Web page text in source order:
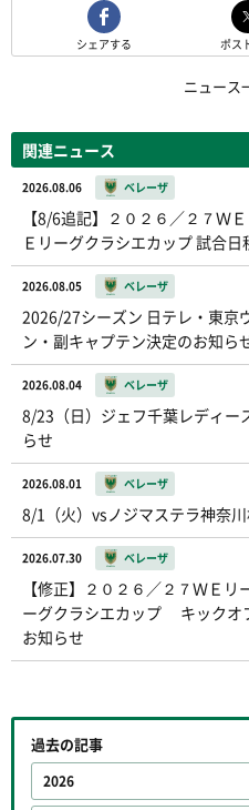
シェアする ポス
ニュース
関連ニュース
2026.08.06 ベレーザ
【8/6追記】２０２６／２７Ｗ
Ｅリーグクラシエカップ 試合日
2026.08.05 ベレーザ
2026/27シーズン 日テレ・東京
ン・副キャプテン決定のお知ら
2026.08.04 ベレーザ
8/23（日）ジェフ千葉レディ
らせ
2026.08.01 ベレーザ
8/1（火）vsノジマステラ神奈
2026.07.30 ベレーザ
【修正】２０２６／２７ＷＥ
ーグクラシエカップ キックオ
お知らせ
過去の記事
2026